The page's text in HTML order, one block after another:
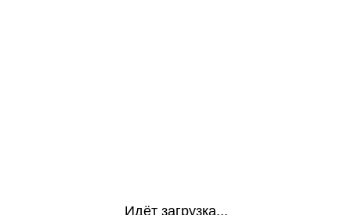
Идёт загрузка...